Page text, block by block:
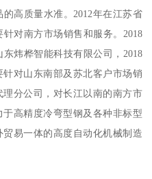
高质量水准。2012年在江苏省
对南方市场销售和服务。2018
炜桦智能科技有限公司，2018
对山东南部及苏北客户市场销
分公司，对长江以南的南方市
高精度冷弯型钢及各种非标型
易一体的高度自动化机械制造